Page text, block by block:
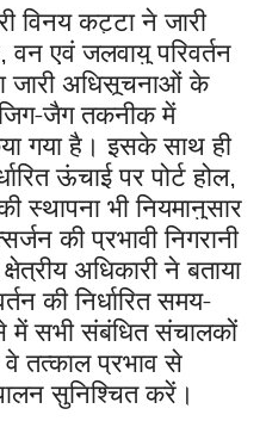
विनय कट्टा ने जारी
,वन एवं जलवायु परिवर्तन
जारी अधिसूचनाओं के
जैग तकनीक में
गया है। इसके साथ ही
ऊंचाई पर पोर्ट होल,
स्थापना भी नियमानुसार
की प्रभावी निगरानी
अधिकारी ने बताया
की निर्धारित समय-
में सभी संबंधित संचालकों
वे तत्काल प्रभाव से
सुनिश्चित करें।